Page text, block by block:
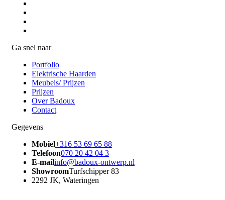
Ga snel naar
Portfolio
Elektrische Haarden
Meubels/ Prijzen
Prijzen
Over Badoux
Contact
Gegevens
Mobiel+316 53 69 65 88
Telefoon070 20 42 04 3
E-mailinfo@badoux-ontwerp.nl
ShowroomTurfschipper 83
2292 JK, Wateringen